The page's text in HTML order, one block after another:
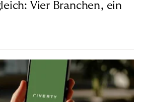
Vier Branchen, ein